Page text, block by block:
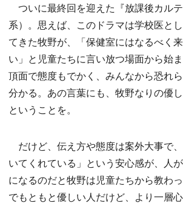
ついに最終回を迎えた『放課後カル
系）。思えば、このドラマは学校医と
てきた牧野が、「保健室にはなるべく
い」と児童たちに言い放つ場面から始
頂面で態度もでかく、みんなから恐れ
分かる。あの言葉にも、牧野なりの優
ということを。
だけど、伝え方や態度は案外大事で
いてくれている」という安心感が、人
になるのだと牧野は児童たちから教わ
でもともと優しい人だけど、より一層